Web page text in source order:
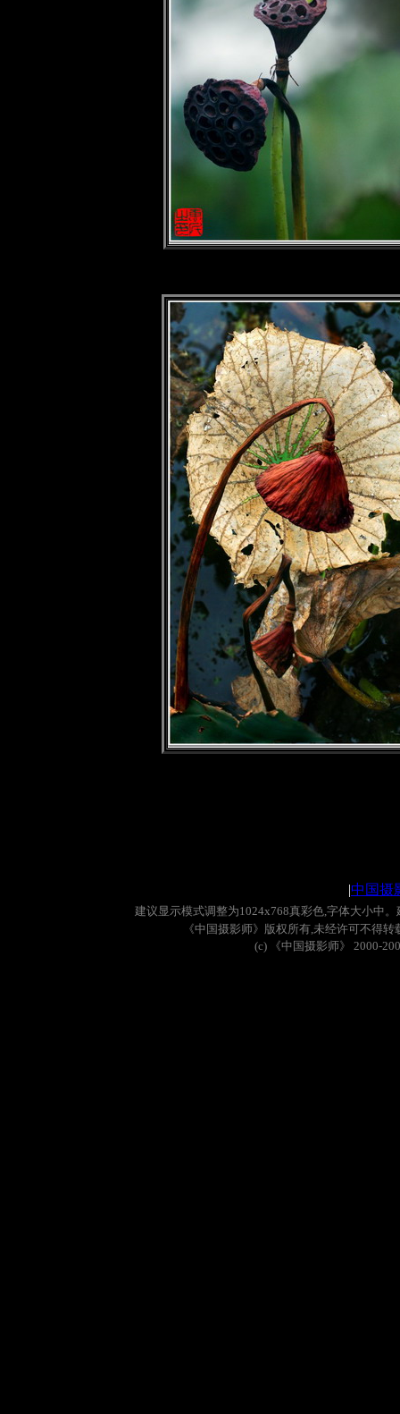
|中国摄
建议显示模式调整为1024x768真彩色,字体大小中。
《中国摄影师》版权所有,未经许可不得转
(c)
《中国摄影师》 2000-200